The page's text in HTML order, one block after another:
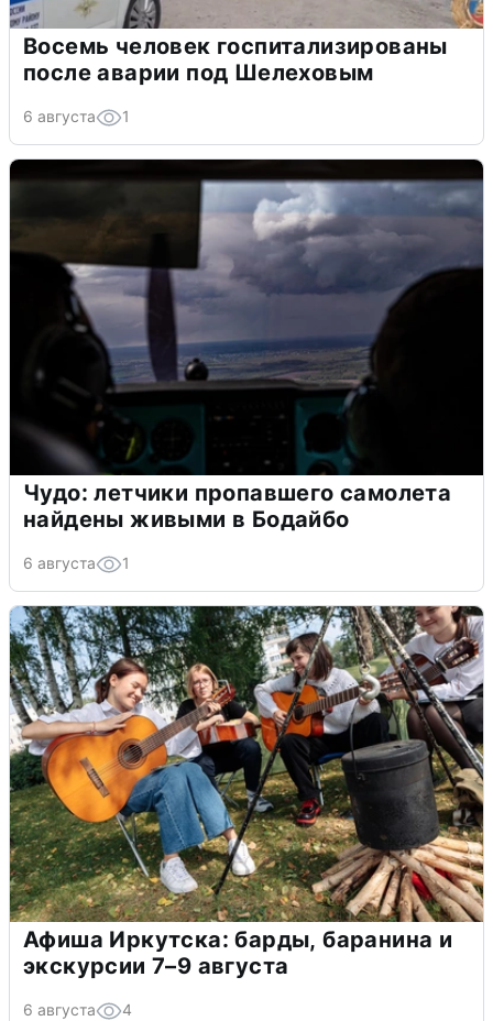
Восемь человек госпитализированы
после аварии под Шелеховым
6 августа 1
Чудо: летчики пропавшего самолета
найдены живыми в Бодайбо
6 августа 1
Афиша Иркутска: барды, баранина и
экскурсии 7–9 августа
6 августа 4